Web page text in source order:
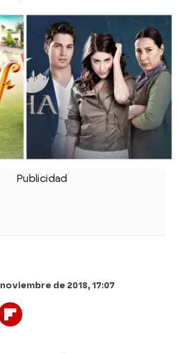
de 2018, 17:07
Flipboard